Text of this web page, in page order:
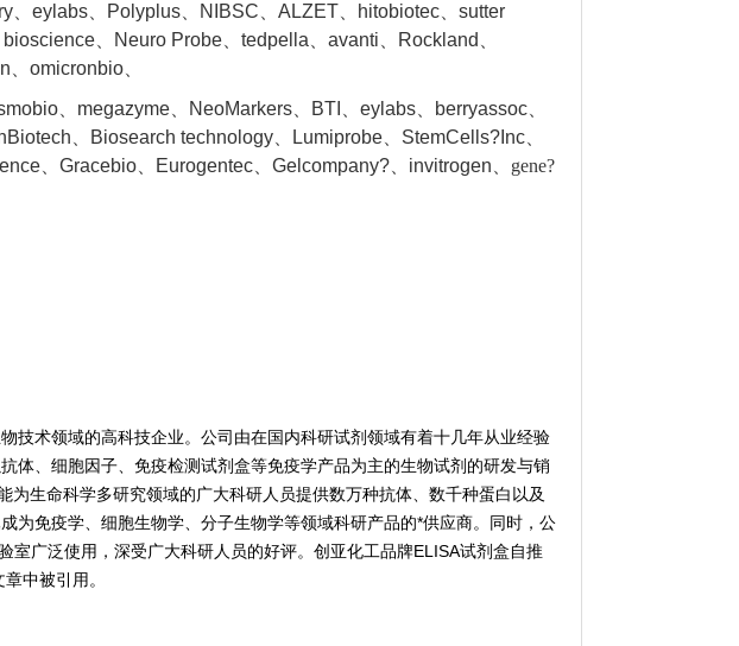
、eylabs、Polyplus、NIBSC、ALZET、hitobiotec、sutter
、Neuro Probe、tedpella、avanti、Rockland、
omicronbio、
、megazyme、NeoMarkers、BTI、eylabs、berryassoc、
、Biosearch technology、Lumiprobe、StemCells?Inc、
、Gracebio、Eurogentec、Gelcompany?、invitrogen、 gene?
技术领域的高科技企业。公司由在国内科研试剂领域有着十几年从业经验
体、细胞因子、免疫检测试剂盒等免疫学产品为主的生物试剂的研发与销
生命科学多研究领域的广大科研人员提供数万种抗体、数千种蛋白以及
为免疫学、细胞生物学、分子生物学等领域科研产品的*供应商。同时，公
室广泛使用，深受广大科研人员的好评。创亚化工品牌ELISA试剂盒自推
中被引用。